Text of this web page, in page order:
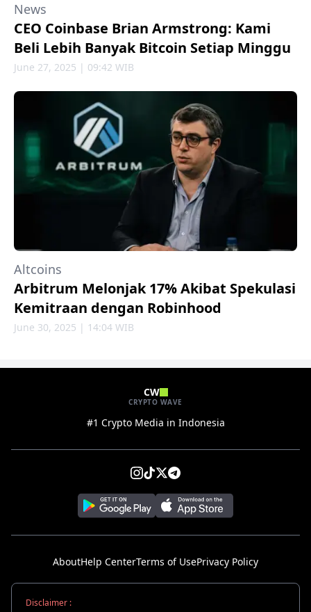
News
CEO Coinbase Brian Armstrong: Kami
Beli Lebih Banyak Bitcoin Setiap Minggu
June 27, 2025 | 09:42 WIB
Altcoins
Arbitrum Melonjak 17% Akibat Spekulasi
Kemitraan dengan Robinhood
June 30, 2025 | 14:04 WIB
CW
CRYPTO WAVE
#1 Crypto Media in Indonesia
AboutHelp CenterTerms of UsePrivacy Policy
Disclaimer :